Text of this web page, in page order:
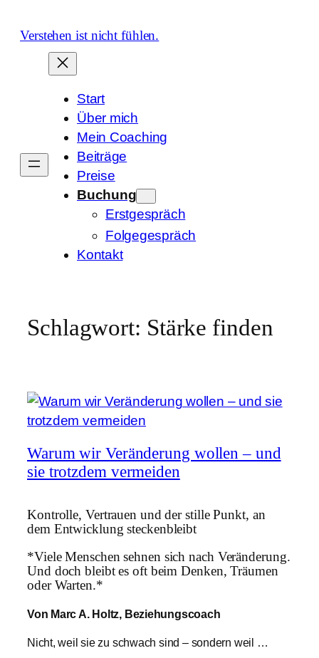
Inhalt
springen
Verstehen ist nicht fühlen.
Start
Über mich
Mein Coaching
Beiträge
Preise
Buchung
Erstgespräch
Folgegespräch
Kontakt
Schlagwort: Stärke finden
Warum wir Veränderung wollen – und
sie trotzdem vermeiden
Kontrolle, Vertrauen und der stille Punkt, an
dem Entwicklung steckenbleibt
*Viele Menschen sehnen sich nach Veränderung.
Und doch bleibt es oft beim Denken, Träumen
oder Warten.*
Von Marc A. Holtz, Beziehungscoach
Nicht, weil sie zu schwach sind – sondern weil …